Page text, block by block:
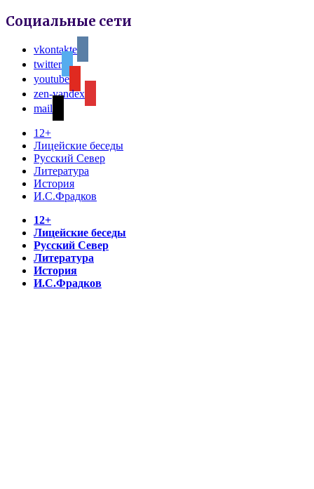
Социальные сети
vkontakte
twitter
youtube
zen-yandex
mail
12+
Лицейские беседы
Русский Север
Литература
История
И.С.Фрадков
12+
Лицейские беседы
Русский Север
Литература
История
И.С.Фрадков